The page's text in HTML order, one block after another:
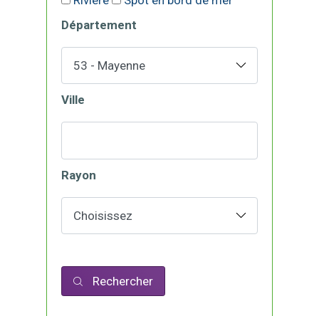
Département
Ville
Rayon
Rechercher